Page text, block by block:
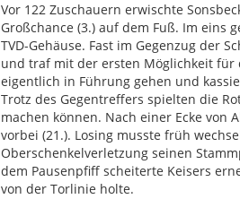
Vor 122 Zuschauern erwischte
Großchance (3.) auf dem Fuß. Im eins
TVD-Gehäuse. Fast im Gegenzug der
und traf mit der ersten Möglichkeit für
eigentlich in Führung gehen und
Trotz des Gegentreffers spielten die
machen können. Nach einer Ecke von
vorbei (21.). Losing musste früh
Oberschenkelverletzung seinen
dem Pausenpfiff scheiterte Keisers
von der Torlinie holte.